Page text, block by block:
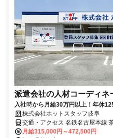
派遣会社の人材コーディネ
入社時から月給30万円以上！年休
株式会社ホットスタッフ岐阜
交通・アクセス 名鉄名古屋本線
月給315,000円～472,500円